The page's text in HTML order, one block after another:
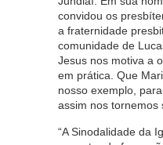
convidou os
a fraternidade
comunidade de
Jesus nos motiva a
em prática. Que
nosso exemplo,
assim nos tornemos
“A Sinodalidade da